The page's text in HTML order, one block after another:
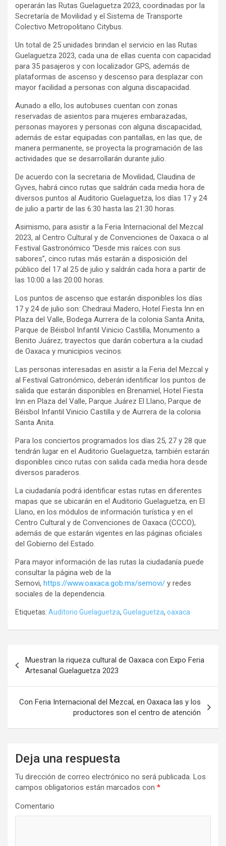
operarán las Rutas Guelaguetza 2023, coordinadas por la
Secretaría de Movilidad y el Sistema de Transporte
Colectivo Metropolitano Citybus.
Un total de 25 unidades brindan el servicio en las Rutas
Guelaguetza 2023, cada una de ellas cuenta con capacidad
para 35 pasajeros y con localizador GPS, además de
plataformas de ascenso y descenso para desplazar con
mayor facilidad a personas con alguna discapacidad.
Aunado a ello, los autobuses cuentan con zonas
reservadas de asientos para mujeres embarazadas,
personas mayores y personas con alguna discapacidad,
además de estar equipadas con pantallas, en las que, de
manera permanente, se proyecta la programación de las
actividades que se desarrollarán durante julio.
De acuerdo con la secretaria de Movilidad, Claudina de
Gyves, habrá cinco rutas que saldrán cada media hora de
diversos puntos al Auditorio Guelaguetza, los días 17 y 24
de julio a partir de las 6:30 hasta las 21:30 horas.
Asimismo, para asistir a la Feria Internacional del Mezcal
2023, al Centro Cultural y de Convenciones de Oaxaca o al
Festival Gastronómico “Desde mis raíces con sus
sabores”, cinco rutas más estarán a disposición del
público del 17 al 25 de julio y saldrán cada hora a partir de
las 10:00 a las 20:00 horas.
Los puntos de ascenso que estarán disponibles los días
17 y 24 de julio son: Chedraui Madero, Hotel Fiesta Inn en
Plaza del Valle, Bodega Aurrera de la colonia Santa Anita,
Parque de Béisbol Infantil Vinicio Castilla, Monumento a
Benito Juárez; trayectos que darán cobertura a la ciudad
de Oaxaca y municipios vecinos.
Las personas interesadas en asistir a la Feria del Mezcal y
al Festival Gatronómico, deberán identificar los puntos de
salida que estarán disponibles en Brenamiel, Hotel Fiesta
Inn en Plaza del Valle, Parque Juárez El Llano, Parque de
Béisbol Infantil Vinicio Castilla y de Aurrera de la colonia
Santa Anita.
Para los conciertos programados los días 25, 27 y 28 que
tendrán lugar en el Auditorio Guelaguetza, también estarán
disponibles cinco rutas con salida cada media hora desde
diversos paraderos.
La ciudadanía podrá identificar estas rutas en diferentes
mapas que se ubicarán en el Auditorio Guelaguetza, en El
Llano, en los módulos de información turística y en el
Centro Cultural y de Convenciones de Oaxaca (CCCO),
además de que estarán vigentes en las páginas oficiales
del Gobierno del Estado.
Para mayor información de las rutas la ciudadanía puede
consultar la página web de la
Semovi, https://www.oaxaca.gob.mx/semovi/ y redes
sociales de la dependencia.
Etiquetas: Auditorio Guelaguetza, Guelaguetza, oaxaca
de
entradas
Muestran la riqueza cultural de Oaxaca con Expo Feria
Artesanal Guelaguetza 2023
Con Feria Internacional del Mezcal, en Oaxaca las y los
productores son el centro de atención
Deja una respuesta
Tu dirección de correo electrónico no será publicada. Los
campos obligatorios están marcados con *
Comentario